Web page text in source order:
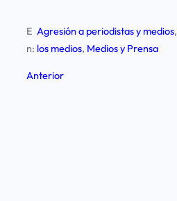
E
n:
Agresión a periodistas y medios,
los medios, Medios y Prensa
Anterior